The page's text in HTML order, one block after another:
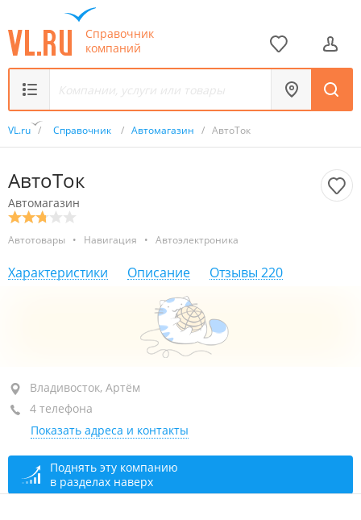
Справочник
компаний
VL.ru / Справочник / Автомагазин / АвтоТок
АвтоТок
Автомагазин
Автотовары • Навигация • Автоэлектроника
Характеристики Описание Отзывы 220
район "Центр", ул. Авроровская, 4
цокольный этаж
+7 902 506-85-18
открыто: 10:00–19:00
Владивосток, Артём
4 телефона
Показать адреса и контакты
Поднять эту компанию
в разделах наверх